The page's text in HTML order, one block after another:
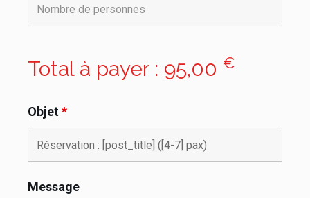
Total à payer : 95,00 €
Objet*
Message